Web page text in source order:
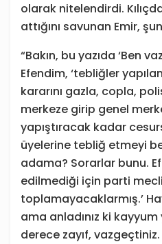
olarak nitelendirdi.
attığını savunan Emir,
“Bakın, bu yazıda ‘Ben
Efendim, ‘tebliğler
kararını gazla, copla,
merkeze girip genel
yapıştıracak kadar
üyelerine tebliğ etmeyi
adama? Sorarlar bunu.
edilmediği için parti
toplamayacaklarmış.’
ama anladınız ki
derece zayıf, vazgeçtiniz.